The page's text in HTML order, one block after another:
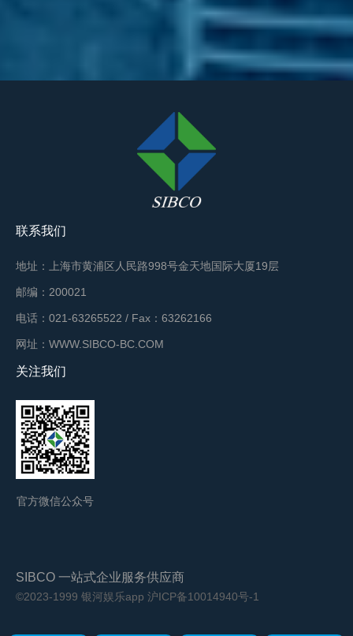
联系我们
地址：上海市黄浦区人民路998号金天地国际大厦19层
邮编：200021
电话：021-63265522 / Fax：63262166
网址：WWW.SIBCO-BC.COM
关注我们
官方微信公众号
SIBCO 一站式企业服务供应商
©2023-1999 银河娱乐app 沪ICP备10014940号-1